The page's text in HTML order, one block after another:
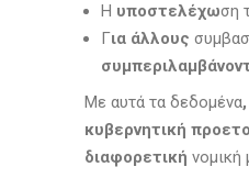
H υποστελέχωση
Για άλλους
Με αυτά τα δεδομένα,
κυβερνητική
διαφορετική νομική